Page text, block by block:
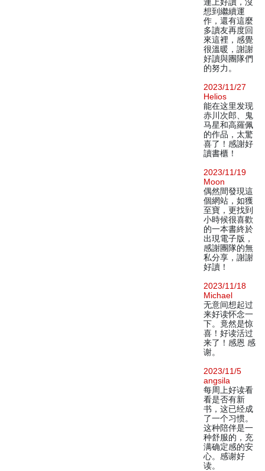
想到繼續運
作，還有這麼
多讀友再度回
來這裡，感覺
很溫暖，謝謝
好讀與團隊們
的努力。
2023/11/27
Helios
能在这里发现
赤川次郎、鬼
马星和高羅佩
的作品，太驚
喜了！感謝好
讀書櫃！
2023/11/19
Moon
偶然間發現這
個網站，如獲
至寶，更找到
小時候很喜歡
的一本書終於
出現電子版，
感謝團隊的無
私分享，謝謝
好讀！
2023/11/18
Michael
无意间想起过
来好读怀念一
下。竟然是惊
喜！好读活过
来了！感恩 感
谢。
2023/11/5
angsila
每周上好读看
看是否有新
书，这已经成
了一个习惯。
这种陪伴是一
种舒服的，充
满确定感的安
心。感谢好
读。